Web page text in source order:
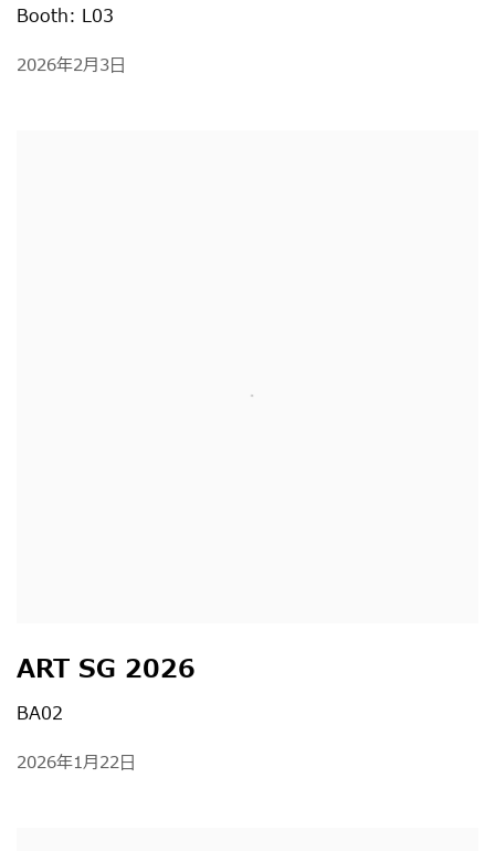
Booth: L03
2026年2月3日
ART SG 2026
BA02
2026年1月22日